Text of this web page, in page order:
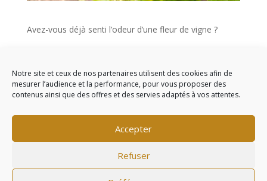
Notre site et ceux de nos partenaires utilisent des cookies afin de
mesurer l’audience et la performance, pour vous proposer des
contenus ainsi que des offres et des servies adaptés à vos attentes.
Accepter
Refuser
Avez-vous déjà senti l’odeur d’une fleur de vigne ?
Commentaires récents